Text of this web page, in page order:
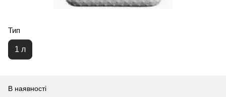
Тип
1 л
В наявності